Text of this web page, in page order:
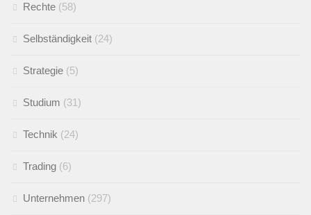
Rechte (58)
Selbständigkeit (24)
Strategie (5)
Studium (31)
Technik (24)
Trading (6)
Unternehmen (297)